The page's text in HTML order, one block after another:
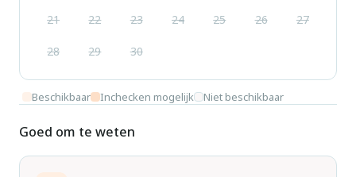
21 22 23 24 25 26 27
28 29 30
Beschikbaar Inchecken mogelijk Niet beschikbaar
Goed om te weten